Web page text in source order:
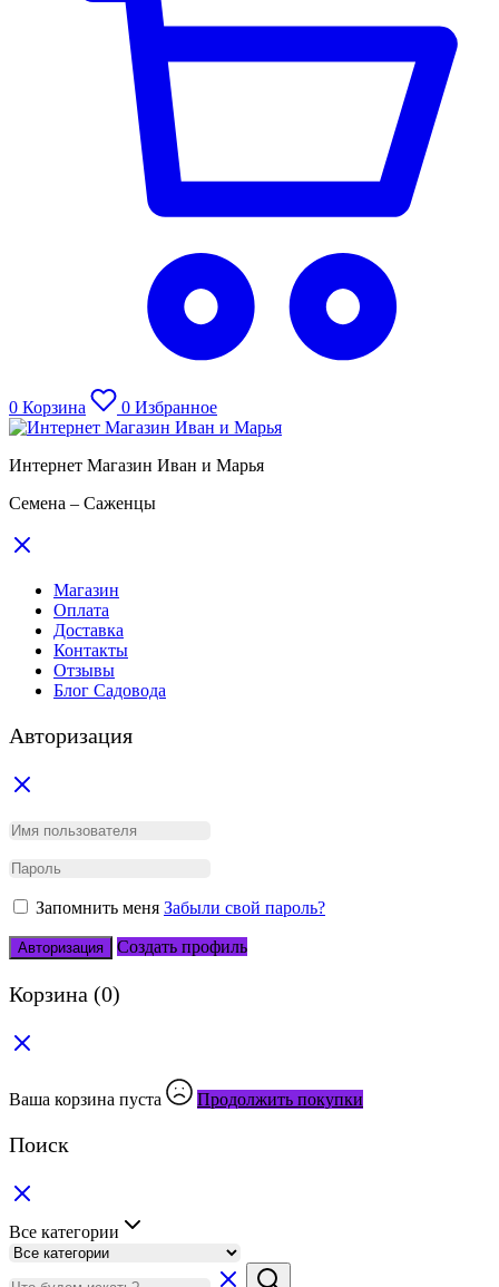
0 Корзина 0 Избранное
Интернет Магазин Иван и Марья
Семена – Саженцы
Магазин
Оплата
Доставка
Контакты
Отзывы
Блог Садовода
Авторизация
Запомнить меня Забыли свой пароль?
Авторизация Создать профиль
Корзина (0)
Ваша корзина пуста Продолжить покупки
Поиск
Все категории